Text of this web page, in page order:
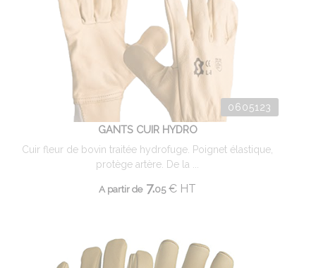
0605123
GANTS CUIR HYDRO
Cuir fleur de bovin traitée hydrofuge. Poignet élastique,
protège artère. De la ...
A partir de7.05 € HT